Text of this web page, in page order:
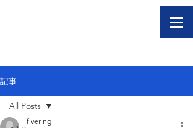
記事
All Posts
fivering